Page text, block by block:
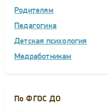
Родителям
Педагогика
Детская психология
Медработникам
По ФГОС ДО